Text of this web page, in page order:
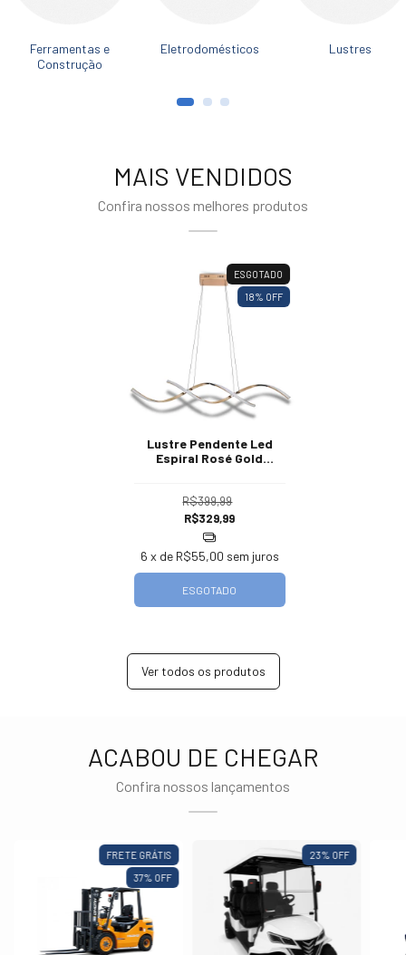
Ferramentas e
Construção
Eletrodomésticos Lustres
MAIS VENDIDOS
Confira nossos melhores produtos
ESGOTADO
18% OFF
Lustre Pendente Led
Espiral Rosé Gold
R$399,99
R$329,99
6 x de R$55,00 sem juros
ESGOTADO
Ver todos os produtos
ACABOU DE CHEGAR
Confira nossos lançamentos
FRETE GRÁTIS
37% OFF
23% OFF